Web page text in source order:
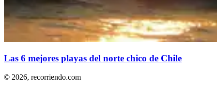
Las 6 mejores playas del norte chico de Chile
© 2026, recorriendo.com